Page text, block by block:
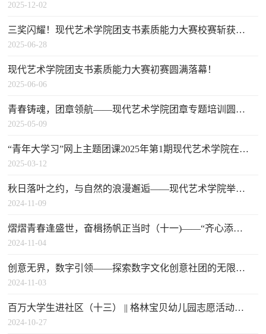
2025-12-02
三奖闪耀！现代艺术学院团支书素质能力大赛校赛斩获佳绩，艺术赋能展青春担当
2025-06-28
现代艺术学院团支书素质能力大赛初赛圆满落幕！
2025-06-06
青春铸魂，团章领航——现代艺术学院团章专题培训圆满举行！
2025-05-09
“青年大学习”网上主题团课2025年第1期现代艺术学院在校生参学情况（附学习排名）及学后感想优秀作品展示
2025-03-12
秋日落叶之约，与自然的浪漫邂逅——现代艺术学院举办“秋意浓，落叶情”树叶画活动
2024-11-09
熠熠青春逢盛世，奋楫扬帆正当时（十一)——“齐心添绿韵，合力护青屏” 劳动教育
2024-11-04
创意无界，数字引领——探索数字文化创意社团的无限可能！
2024-11-03
百万大学生进社区（十三） || 格林宝贝幼儿园志愿活动第21记：“传统节日，欢乐童行”——中秋
2024-10-27